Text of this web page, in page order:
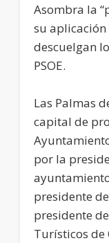
Asombra la
su aplicación
descuelgan
PSOE.
Las Palmas
capital de
por la
presidente
presidente
Turísticos de